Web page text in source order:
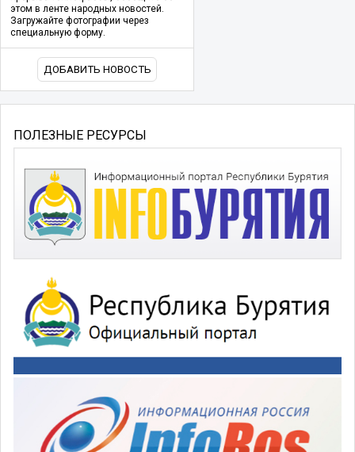
этом в ленте народных новостей.
Загружайте фотографии через
специальную форму.
ДОБАВИТЬ НОВОСТЬ
ПОЛЕЗНЫЕ РЕСУРСЫ